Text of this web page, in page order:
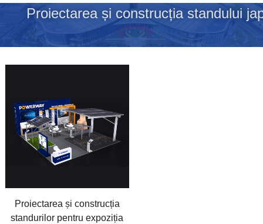
Proiectarea și construcția standului
Proiectarea și construcția
standurilor pentru expoziția